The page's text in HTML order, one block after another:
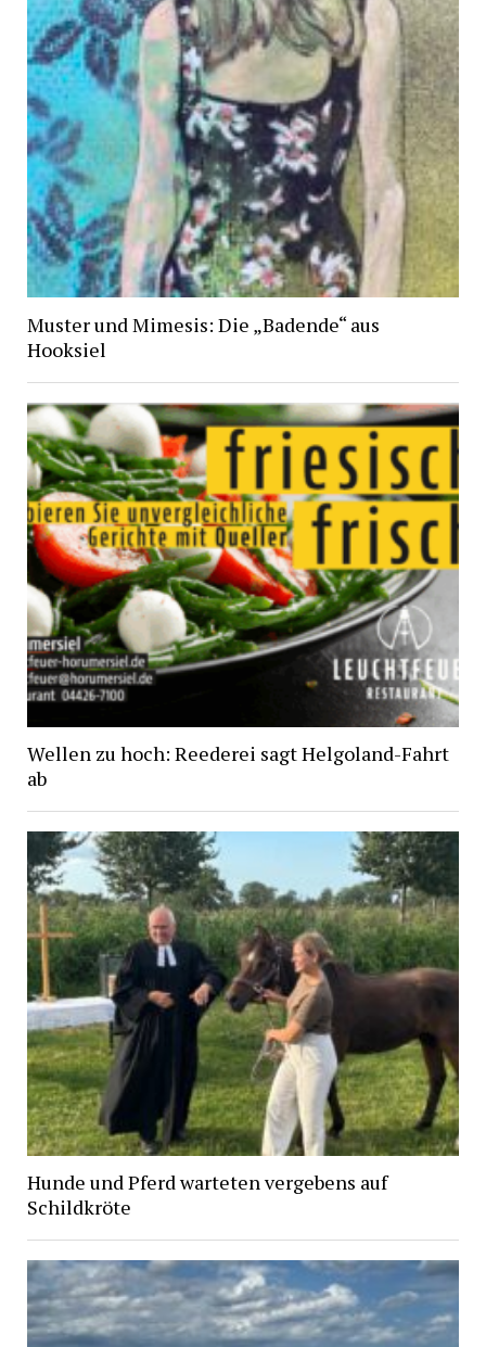
Muster und Mimesis: Die „Badende“ aus
Hooksiel
Wellen zu hoch: Reederei sagt Helgoland-Fahrt
ab
Hunde und Pferd warteten vergebens auf
Schildkröte